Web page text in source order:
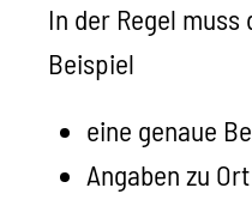
In der Regel
Beispiel
eine genaue
Angaben zu